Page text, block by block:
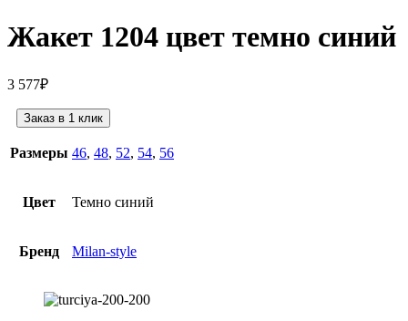
Жакет 1204 цвет темно синий
3 577₽
Заказ в 1 клик
Размеры 46, 48, 52, 54, 56
Цвет Темно синий
Бренд Milan-style